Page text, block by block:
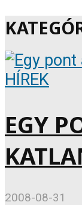
HÍREK
EGY
2008-08-31